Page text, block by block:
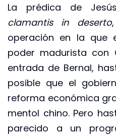
La prédica de
clamantis in deserto
operación en la que
poder madurista con
entrada de Bernal,
posible que el
reforma económica
mentol chino. Pero
parecido a un